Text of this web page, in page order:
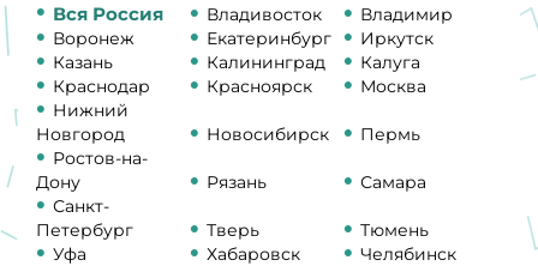
Вся Россия Владивосток
Владимир
Воронеж
Екатеринбург
Иркутск
Казань
Калининград
Калуга
Краснодар
Красноярск
Москва
Нижний
Новгород
Новосибирск
Пермь
Ростов-на-
Дону
Рязань
Самара
Санкт-
Петербург
Тверь
Тюмень
Уфа
Хабаровск
Челябинск